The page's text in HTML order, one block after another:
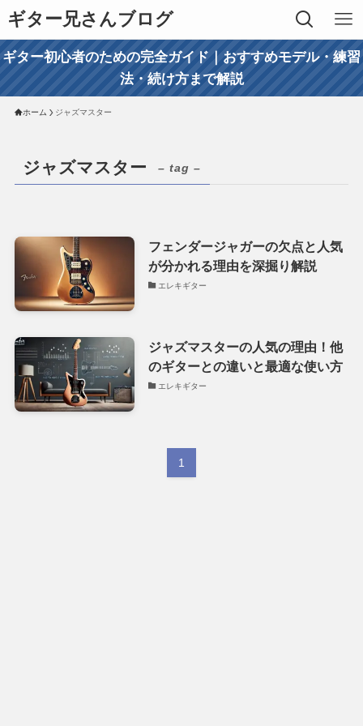
ギター兄さんブログ
ギター初心者のための完全ガイド｜おすすめモデル・練習
法・続け方まで解説
ホーム ジャズマスター
ジャズマスター – tag –
フェンダージャガーの欠点と人気
が分かれる理由を深掘り解説
エレキギター
ジャズマスターの人気の理由！他
のギターとの違いと最適な使い方
エレキギター
1